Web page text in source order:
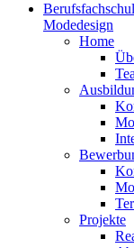
Modedesign
Home
Projekte